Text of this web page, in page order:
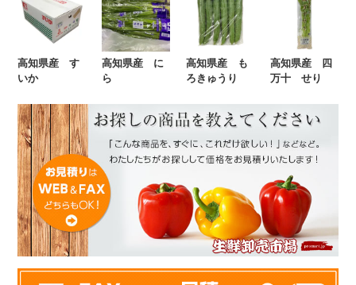
高知県産 す
いか
高知県産 に
ら
高知県産 も
ろきゅうり
高知県産 四
万十 せり